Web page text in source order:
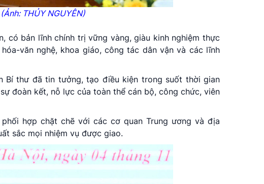
THỦY NGUYÊN)
có bản lĩnh chính trị vững vàng, giàu kinh nghiệm thực
văn nghệ, khoa giáo, công tác dân vận và các lĩnh
Bí thư đã tin tưởng, tạo điều kiện trong suốt thời gian
đoàn kết, nỗ lực của toàn thể cán bộ, công chức, viên
hợp chặt chẽ với các cơ quan Trung ương và địa
sắc mọi nhiệm vụ được giao.